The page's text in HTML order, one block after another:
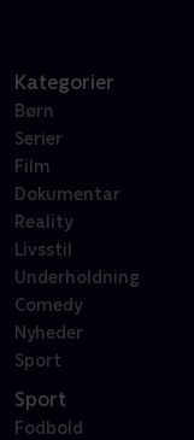
Kategorier
Børn
Serier
Film
Dokumentar
Reality
Livsstil
Underholdning
Comedy
Nyheder
Sport
Sport
Fodbold